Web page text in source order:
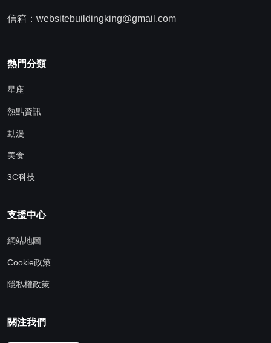
信箱：websitebuildingking@gmail.com
熱門分類
星座
熱點資訊
動漫
美食
3C科技
支援中心
網站地圖
Cookie政策
隱私權政策
關注我們